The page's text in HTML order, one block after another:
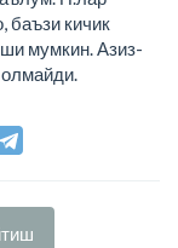
баъзи кичик
мумкин. Азиз-
олмайди.